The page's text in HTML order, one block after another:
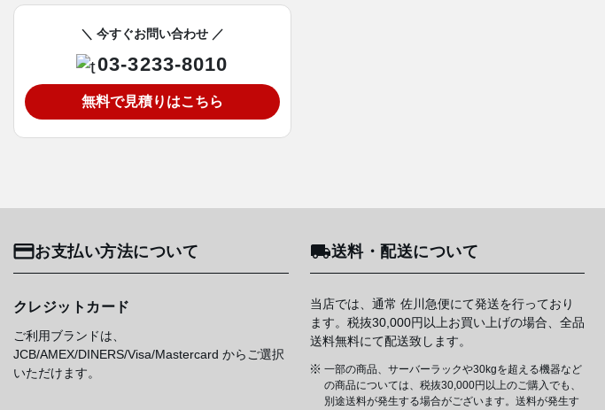
＼ 今すぐお問い合わせ ／
03-3233-8010
無料で見積りはこちら
お支払い方法について
クレジットカード
ご利用ブランドは、
JCB/AMEX/DINERS/Visa/Mastercard からご選択
いただけます。
送料・配送について
当店では、通常 佐川急便にて発送を行っており
ます。税抜30,000円以上お買い上げの場合、全品
送料無料にて配送致します。
一部の商品、サーバーラックや30kgを超える機器など
の商品については、税抜30,000円以上のご購入でも、
別途送料が発生する場合がございます。送料が発生す